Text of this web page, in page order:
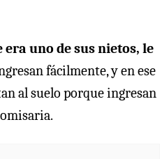
uno de sus nietos, le
fácilmente, y en ese
al suelo porque ingresan